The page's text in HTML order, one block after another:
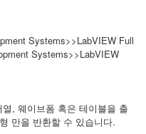
Systems>>LabVIEW Full
Systems>>LabVIEW
, 웨이브폼 혹은 테이블을 출
만을 반환할 수 있습니다.